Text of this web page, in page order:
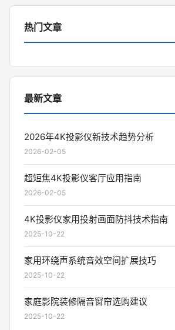
热门文章
最新文章
2026年4K投影仪新技术趋势分析
2026-02-05
超短焦4K投影仪客厅应用指南
2026-02-05
4K投影仪家用投射画面防抖技术指南
2025-10-22
家用环绕声系统音效空间扩展技巧
2025-10-22
家庭影院装修隔音窗帘选购建议
2025-10-22